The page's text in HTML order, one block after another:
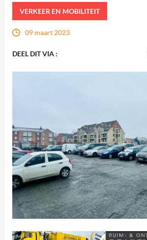
VERKEER EN MOBILITEIT
09 maart 2023
DEEL DIT VIA :